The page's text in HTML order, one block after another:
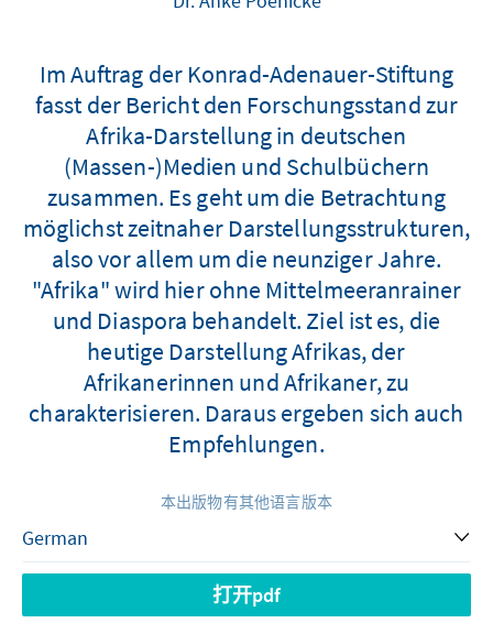
Im Auftrag der Konrad-Adenauer-Stiftung
fasst der Bericht den Forschungsstand zur
Afrika-Darstellung in deutschen
(Massen-)Medien und Schulbüchern
zusammen. Es geht um die Betrachtung
möglichst zeitnaher Darstellungsstrukturen,
also vor allem um die neunziger Jahre.
"Afrika" wird hier ohne Mittelmeeranrainer
und Diaspora behandelt. Ziel ist es, die
heutige Darstellung Afrikas, der
Afrikanerinnen und Afrikaner, zu
charakterisieren. Daraus ergeben sich auch
Empfehlungen.
本出版物有其他语言版本
打开pdf